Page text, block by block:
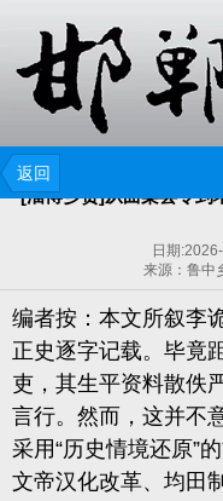
返回
[淄博乡贤]从曲梁县令到
日期:
来源：鲁中
编者按：本文所叙李
正史逐字记载。毕竟
吏，其生平资料散佚
言行。然而，这并不
采用“历史情境还原”
文帝汉化改革、均田